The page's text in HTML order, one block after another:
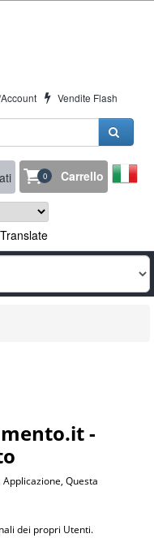
Vendite Flash
0 Carrello
Translate
-
Questa
dei propri Utenti.